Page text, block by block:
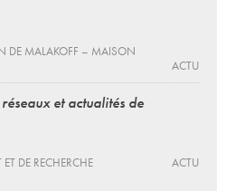
DE MALAKOFF – MAISON
ACTU
et actualités de
DE RECHERCHE
ACTU